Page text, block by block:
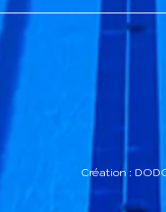
Création :